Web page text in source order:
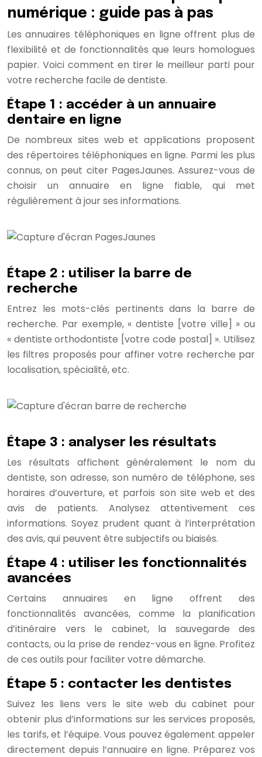
numérique : guide pas à pas
Les annuaires téléphoniques en ligne offrent plus de
flexibilité et de fonctionnalités que leurs homologues
papier. Voici comment en tirer le meilleur parti pour
votre recherche facile de dentiste.
Étape 1 : accéder à un annuaire
dentaire en ligne
De nombreux sites web et applications proposent
des répertoires téléphoniques en ligne. Parmi les plus
connus, on peut citer PagesJaunes. Assurez-vous de
choisir un annuaire en ligne fiable, qui met
régulièrement à jour ses informations.
Étape 2 : utiliser la barre de
recherche
Entrez les mots-clés pertinents dans la barre de
recherche. Par exemple, « dentiste [votre ville] » ou
« dentiste orthodontiste [votre code postal] ». Utilisez
les filtres proposés pour affiner votre recherche par
localisation, spécialité, etc.
Étape 3 : analyser les résultats
Les résultats affichent généralement le nom du
dentiste, son adresse, son numéro de téléphone, ses
horaires d’ouverture, et parfois son site web et des
avis de patients. Analysez attentivement ces
informations. Soyez prudent quant à l’interprétation
des avis, qui peuvent être subjectifs ou biaisés.
Étape 4 : utiliser les fonctionnalités
avancées
Certains annuaires en ligne offrent des
fonctionnalités avancées, comme la planification
d’itinéraire vers le cabinet, la sauvegarde des
contacts, ou la prise de rendez-vous en ligne. Profitez
de ces outils pour faciliter votre démarche.
Étape 5 : contacter les dentistes
Suivez les liens vers le site web du cabinet pour
obtenir plus d’informations sur les services proposés,
les tarifs, et l’équipe. Vous pouvez également appeler
directement depuis l’annuaire en ligne. Préparez vos